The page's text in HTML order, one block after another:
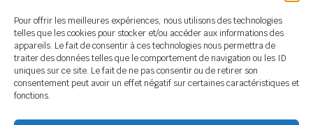
Pour offrir les meilleures expériences, nous utilisons des technologies
telles que les cookies pour stocker et/ou accéder aux informations des
appareils. Le fait de consentir à ces technologies nous permettra de
traiter des données telles que le comportement de navigation ou les ID
uniques sur ce site. Le fait de ne pas consentir ou de retirer son
consentement peut avoir un effet négatif sur certaines caractéristiques et
fonctions.
COORDONNÉES
Siège social6 rue de Tolbiac - 37100 TOURS
Tél. 02 47 51 89 78 / 06 08 86 79 50
SecrétariatBP 14 - 79800 LA MOTHE SAINT HERAY